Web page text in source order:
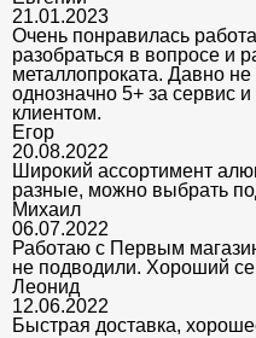
21.01.2023
Очень понравилась
разобраться в вопросе и
металлопроката. Давно не
однозначно 5+ за сервис
клиентом.
Егор
20.08.2022
Широкий ассортимент
разные, можно выбрать
Михаил
06.07.2022
Работаю с Первым
не подводили. Хороший
Леонид
12.06.2022
Быстрая доставка,